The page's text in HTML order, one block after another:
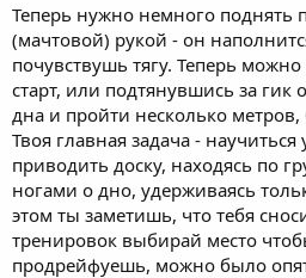
Теперь нужно немного поднять
(мачтовой) рукой - он
почувствушь тягу. Теперь
старт, или подтянувшись за гик
дна и пройти несколько
Твоя главная задача -
приводить доску, находясь по
ногами о дно, удерживаясь
этом ты заметишь, что тебя
тренировок выбирай место
продрейфуешь, можно было